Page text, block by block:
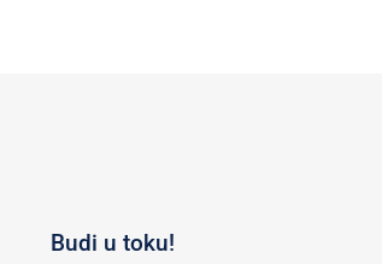
Budi u toku!